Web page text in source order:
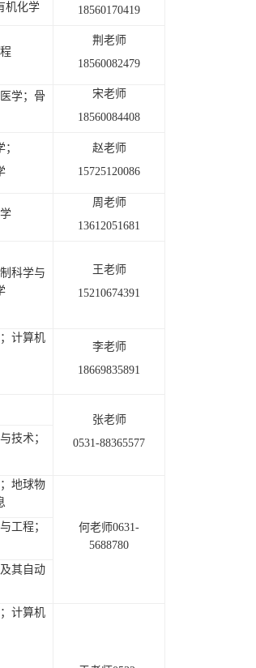
机化学
18560170419
荆老师
18560082479
学；骨
宋老师
18560084408
赵老师
15725120086
周老师
13612051681
科学与
王老师
15210674391
计算机
李老师
18669835891
张老师
0531-88365577
技术；
地球物
何老师0631-
5688780
工程；
其自动
计算机